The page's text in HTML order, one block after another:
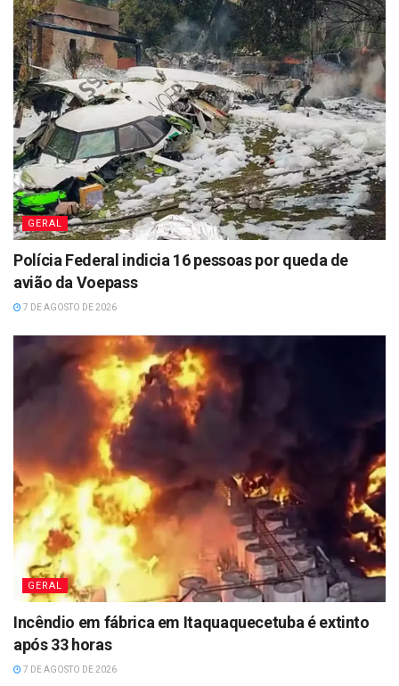
GERAL
Polícia Federal indicia 16 pessoas por queda de
avião da Voepass
7 DE AGOSTO DE 2026
GERAL
Incêndio em fábrica em Itaquaquecetuba é extinto
após 33 horas
7 DE AGOSTO DE 2026